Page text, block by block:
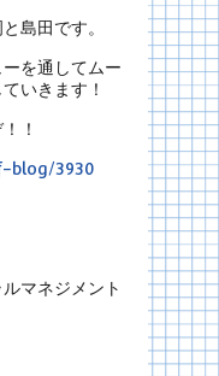
島田です。
を通してムー
いきます！
！
blog/3930
マネジメント